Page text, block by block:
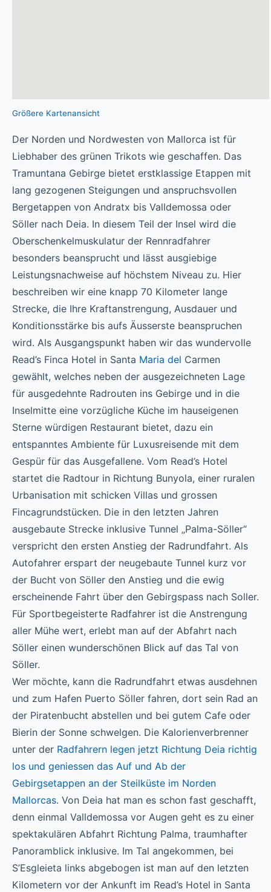
Größere Kartenansicht
Der Norden und Nordwesten von Mallorca ist für
Liebhaber des grünen Trikots wie geschaffen. Das
Tramuntana Gebirge bietet erstklassige Etappen mit
lang gezogenen Steigungen und anspruchsvollen
Bergetappen von Andratx bis Valldemossa oder
Söller nach Deia. In diesem Teil der Insel wird die
Oberschenkelmuskulatur der Rennradfahrer
besonders beansprucht und lässt ausgiebige
Leistungsnachweise auf höchstem Niveau zu. Hier
beschreiben wir eine knapp 70 Kilometer lange
Strecke, die Ihre Kraftanstrengung, Ausdauer und
Konditionsstärke bis aufs Äusserste beanspruchen
wird. Als Ausgangspunkt haben wir das wundervolle
Read’s Finca Hotel in Santa Maria del Carmen
gewählt, welches neben der ausgezeichneten Lage
für ausgedehnte Radrouten ins Gebirge und in die
Inselmitte eine vorzügliche Küche im hauseigenen
Sterne würdigen Restaurant bietet, dazu ein
entspanntes Ambiente für Luxusreisende mit dem
Gespür für das Ausgefallene. Vom Read’s Hotel
startet die Radtour in Richtung Bunyola, einer ruralen
Urbanisation mit schicken Villas und grossen
Fincagrundstücken. Die in den letzten Jahren
ausgebaute Strecke inklusive Tunnel „Palma-Söller“
verspricht den ersten Anstieg der Radrundfahrt. Als
Autofahrer erspart der neugebaute Tunnel kurz vor
der Bucht von Söller den Anstieg und die ewig
erscheinende Fahrt über den Gebirgspass nach Soller.
Für Sportbegeisterte Radfahrer ist die Anstrengung
aller Mühe wert, erlebt man auf der Abfahrt nach
Söller einen wunderschönen Blick auf das Tal von
Söller.
Wer möchte, kann die Radrundfahrt etwas ausdehnen
und zum Hafen Puerto Söller fahren, dort sein Rad an
der Piratenbucht abstellen und bei gutem Cafe oder
Bierin der Sonne schwelgen. Die Kalorienverbrenner
unter der Radfahrern legen jetzt Richtung Deia richtig
los und geniessen das Auf und Ab der
Gebirgsetappen an der Steilküste im Norden
Mallorcas. Von Deia hat man es schon fast geschafft,
denn einmal Valldemossa vor Augen geht es zu einer
spektakulären Abfahrt Richtung Palma, traumhafter
Panoramblick inklusive. Im Tal angekommen, bei
S’Esgleieta links abgebogen ist man auf den letzten
Kilometern vor der Ankunft im Read’s Hotel in Santa